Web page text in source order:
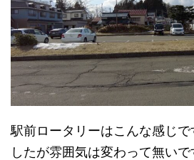
駅前ロータリーはこんな感じで
したが雰囲気は変わって無いで